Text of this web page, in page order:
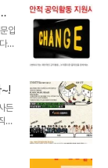
면
까
론
입
는
행
것
힘
공
든
접